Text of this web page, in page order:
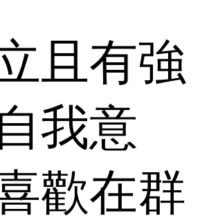
且有強
我意
歡在群